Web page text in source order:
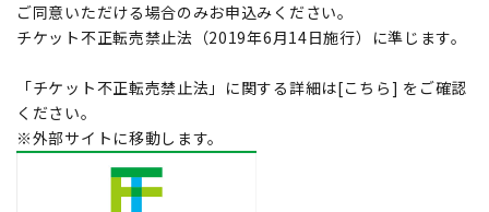
ご同意いただける場合のみお申込みください。
チケット不正転売禁止法（2019年6月14日施行）に準じます。
「チケット不正転売禁止法」に関する詳細は[こちら] をご確認
ください。
※外部サイトに移動します。